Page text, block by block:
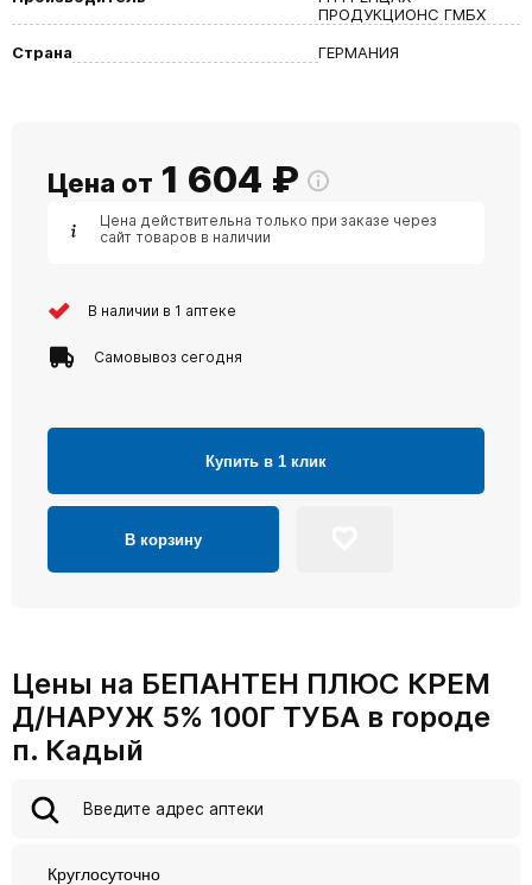
ПРОДУКЦИОНС ГМБХ
Страна
ГЕРМАНИЯ
Цена от 1 604 ₽
Цена действительна только при заказе через
сайт товаров в наличии
В наличии в 1 аптеке
Самовывоз сегодня
Купить в 1 клик
В корзину
Цены на БЕПАНТЕН ПЛЮС КРЕМ
Д/НАРУЖ 5% 100Г ТУБА в городе
п. Кадый
Круглосуточно